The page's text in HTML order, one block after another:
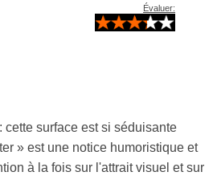
Évaluer:
cette surface est si séduisante
» est une notice humoristique et
à la fois sur l'attrait visuel et sur